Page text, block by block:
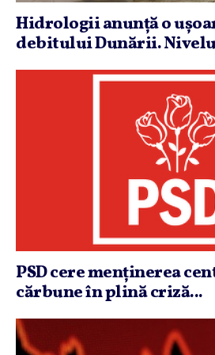
Hidrologii anunţă o
debitului Dunării.
PSD cere menţinerea
cărbune în plină criză...